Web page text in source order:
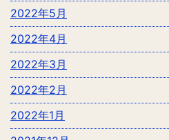
2022年5月
2022年4月
2022年3月
2022年2月
2022年1月